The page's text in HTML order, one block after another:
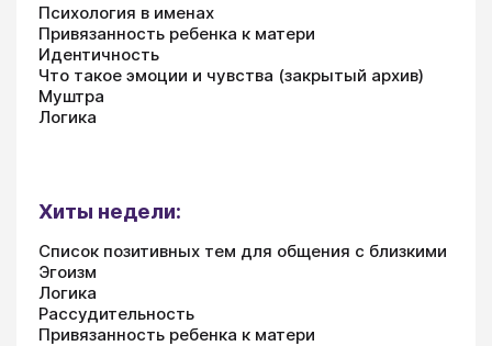
Психология в именах
Привязанность ребенка к матери
Идентичность
Что такое эмоции и чувства (закрытый архив)
Муштра
Логика
Хиты недели:
Список позитивных тем для общения с близкими
Эгоизм
Логика
Рассудительность
Привязанность ребенка к матери